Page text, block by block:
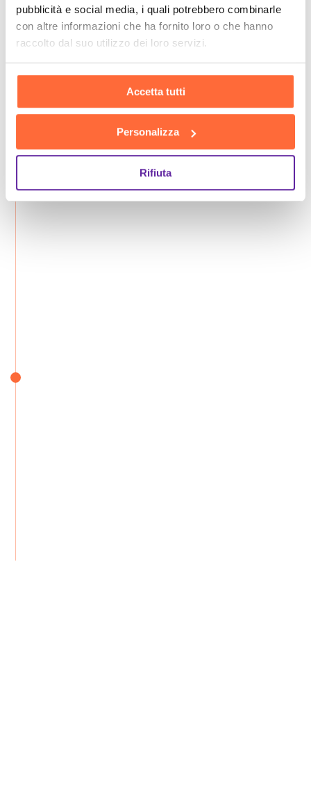
pubblicità e social media, i quali potrebbero combinarle
con altre informazioni che ha fornito loro o che hanno
raccolto dal suo utilizzo dei loro servizi.
Accetta tutti
Personalizza
Rifiuta